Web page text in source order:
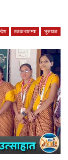
ठळक बातम्या भुसावळ